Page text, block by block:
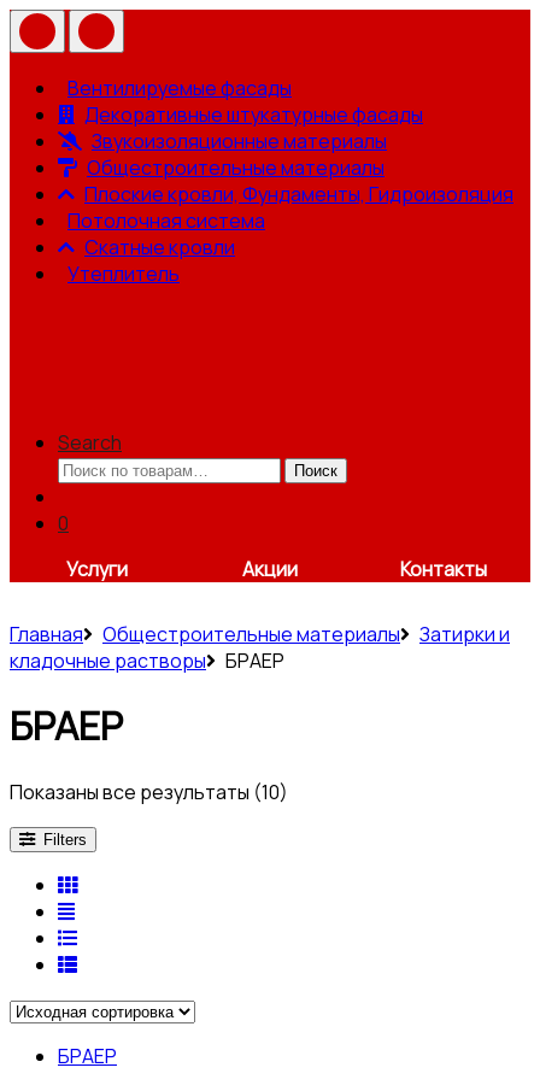
Вентилируемые фасады
Декоративные штукатурные фасады
Звукоизоляционные материалы
Общестроительные материалы
Плоские кровли, Фундаменты, Гидроизоляция
Потолочная система
Скатные кровли
Утеплитель
Search
Искать:
Поиск
0
Услуги
Акции Контакты
Главная Общестроительные материалы
Затирки и
кладочные растворы
БРАЕР
БРАЕР
Показаны все результаты (10)
Filters
БРАЕР